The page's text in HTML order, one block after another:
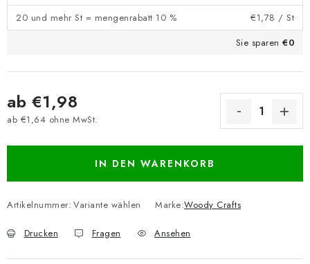
20 und mehr St = mengenrabatt 10 %
€1,78 / St
Sie sparen €0
ab €1,98
ab €1,64 ohne MwSt.
IN DEN WARENKORB
Artikelnummer: Variante wählen Marke:Woody Crafts
Drucken Fragen Ansehen